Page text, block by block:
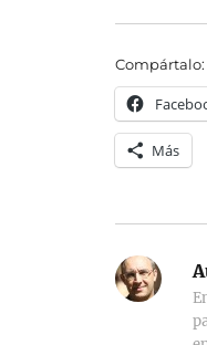
Compártalo:
Más